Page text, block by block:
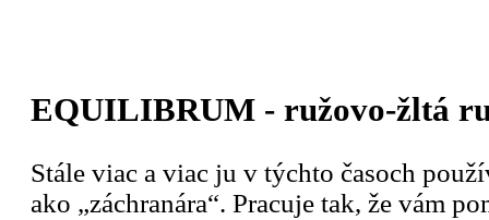
EQUILIBRUM - ružovo-žltá
Stále viac a viac ju v týchto časoch
ako „záchranára“. Pracuje tak, že vám